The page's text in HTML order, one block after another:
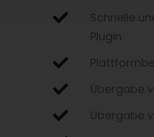
Schnelle
Plugin
Übergabe
Übergabe